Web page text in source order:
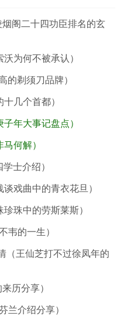
阁二十四功臣排名的玄
为何不被承认）
的剃须刀品牌）
几个首都）
年大事记盘点）
何解）
士介绍）
戏曲中的青衣花旦）
珠中的劳斯莱斯）
韦的一生）
（王仙芝打不过徐凤年的
历分享）
兰介绍分享）